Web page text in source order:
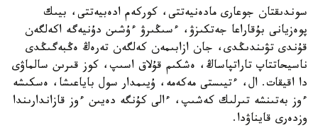
سوندىقتان جوعارى مادەنيەتتى، كوركەم ادەبيەتتى، بيىك
پوەزيانى بۇقاراعا جەتكىزۋ، ءسىڭىرۋ ءۇشىن دۇنيەگە اكەلگەن
قۇندى تۋىندىڭدى، جان ازابىمەن كەلگەن تەرەڭ ەڭبەگىڭدى
ناسيحاتتاپ تاراتپاساڭ، ەشكىم قۇلاق اسىپ، كوز قىرىن سالماۋى
دا اقيقات. ال، ءتيىستى مەكەمە، ۇيىمدار سول باياعىشا، ەسكىشە
ءوز بەتىنشە تىرلىك كەشىپ، ءالى كۇنگە دەيىن ءوز قازاندارىندا
وزدەرى قايناۋدا.